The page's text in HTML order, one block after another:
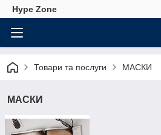
Hype Zone
Товари та послуги МАСКИ
МАСКИ